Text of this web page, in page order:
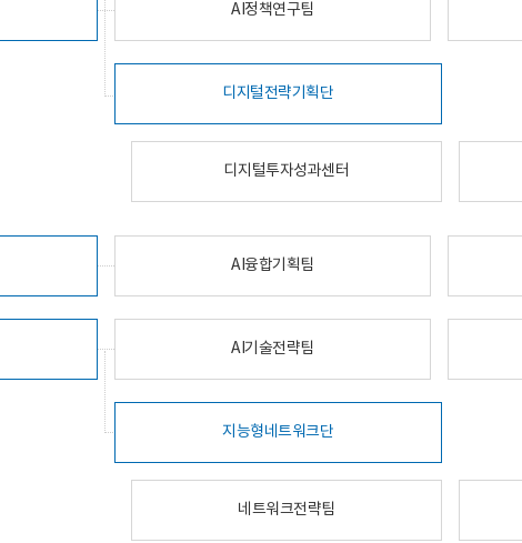
AI정책연구팀
디지털전략기획단
디지털투자성과센터
AI융합기획팀
AI기술전략팀
지능형네트워크단
네트워크전략팀